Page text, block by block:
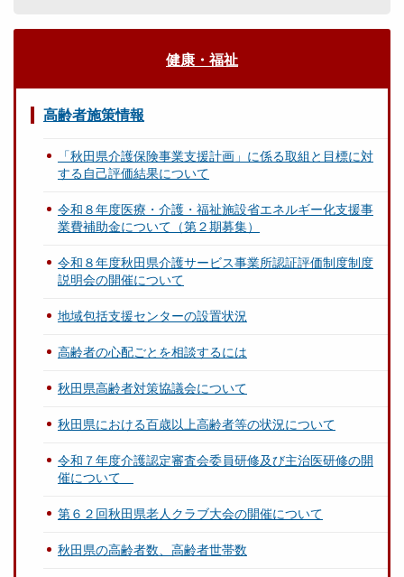
健康・福祉
高齢者施策情報
「秋田県介護保険事業支援計画」に係る取組と目標に対
する自己評価結果について
令和８年度医療・介護・福祉施設省エネルギー化支援事
業費補助金について（第２期募集）
令和８年度秋田県介護サービス事業所認証評価制度制度
説明会の開催について
地域包括支援センターの設置状況
高齢者の心配ごとを相談するには
秋田県高齢者対策協議会について
秋田県における百歳以上高齢者等の状況について
令和７年度介護認定審査会委員研修及び主治医研修の開
催について
第６２回秋田県老人クラブ大会の開催について
秋田県の高齢者数、高齢者世帯数